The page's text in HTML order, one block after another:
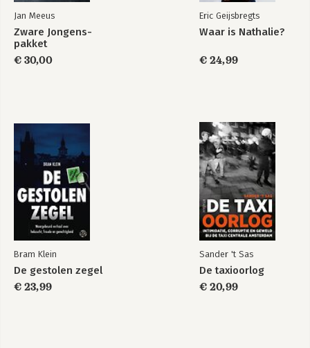
Jan Meeus
Zware Jongens-
pakket
€ 30,00
Eric Geijsbregts
Waar is Nathalie?
€ 24,99
Bram Klein
De gestolen zegel
€ 23,99
Sander 't Sas
De taxioorlog
€ 20,99